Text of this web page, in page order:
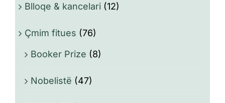
Blloqe & kancelari (12)
Çmim fitues (76)
Booker Prize (8)
Nobelistë (47)